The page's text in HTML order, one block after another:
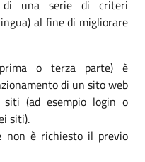
di una serie di criteri
al fine di migliorare
o terza parte) è
di un sito web
(ad esempio login o
siti).
non è richiesto il previo